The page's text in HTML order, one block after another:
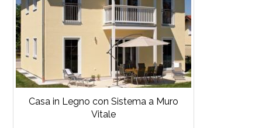
Casa in Legno con Sistema a Muro
Vitale